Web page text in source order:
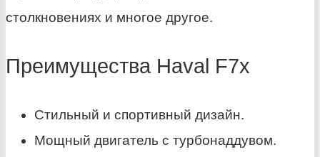
столкновениях и многое другое.
Преимущества Haval F7x
Стильный и спортивный дизайн.
Мощный двигатель с турбонаддувом.